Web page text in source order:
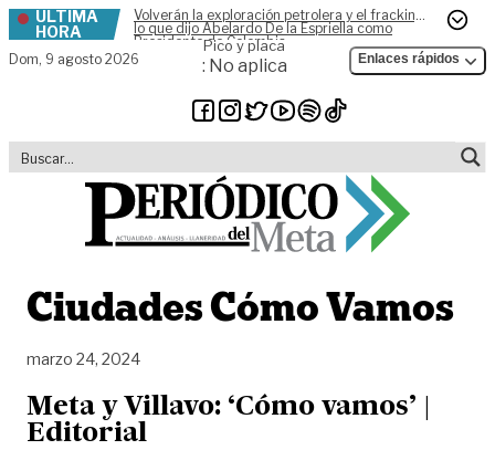
Skip to content
ÚLTIMA
HORA
Volverán la exploración petrolera y el fracking,
lo que dijo Abelardo De la Espriella como
Presidente de Colombia
Dom, 9 agosto 2026
Pico y placa
: No aplica Enlaces rápidos
Ciudades Cómo Vamos
marzo 24, 2024
Meta y Villavo: ‘Cómo vamos’ |
Editorial